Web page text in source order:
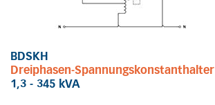
BDSKH
Dreiphasen-Spannungskonstanthalter
1,3 - 345 kVA